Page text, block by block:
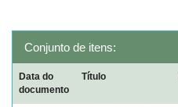
Conjunto de itens:
Data do
documento
Título